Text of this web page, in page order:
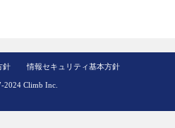
針 情報セキュリティ基本方針
2024 Climb Inc.